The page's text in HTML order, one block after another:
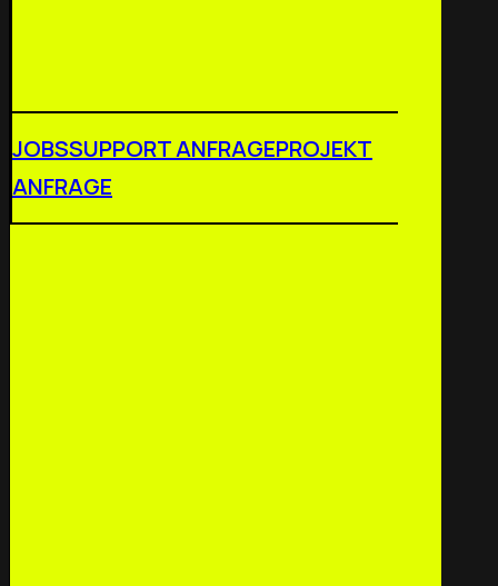
JOBSSUPPORT ANFRAGEPROJEKT
ANFRAGE